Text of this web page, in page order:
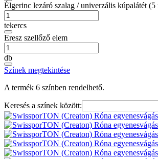
Élgerinc lezáró szalag / univerzális kúpalátét
tekercs
Eresz szellőző elem
db
Színek megtekintése
A termék 6 színben rendelhető.
Keresés a színek között: